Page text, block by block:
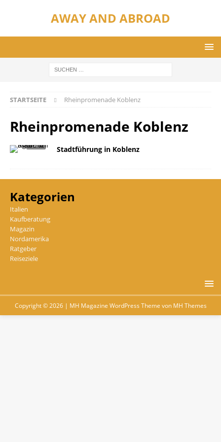
AWAY AND ABROAD
STARTSEITE Rheinpromenade Koblenz
Rheinpromenade Koblenz
Stadtführung in Koblenz
Kategorien
Italien
Kaufberatung
Magazin
Nordamerika
Ratgeber
Reiseziele
Copyright © 2026 | MH Magazine WordPress Theme von MH Themes